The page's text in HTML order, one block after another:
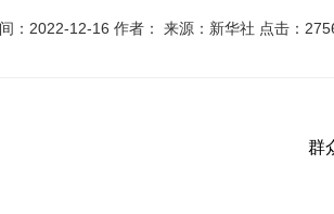
：2022-12-16 作者： 来源：新华社 点击：
群